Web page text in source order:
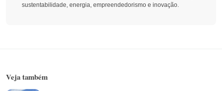
sustentabilidade, energia, empreendedorismo e inovação.
Veja também